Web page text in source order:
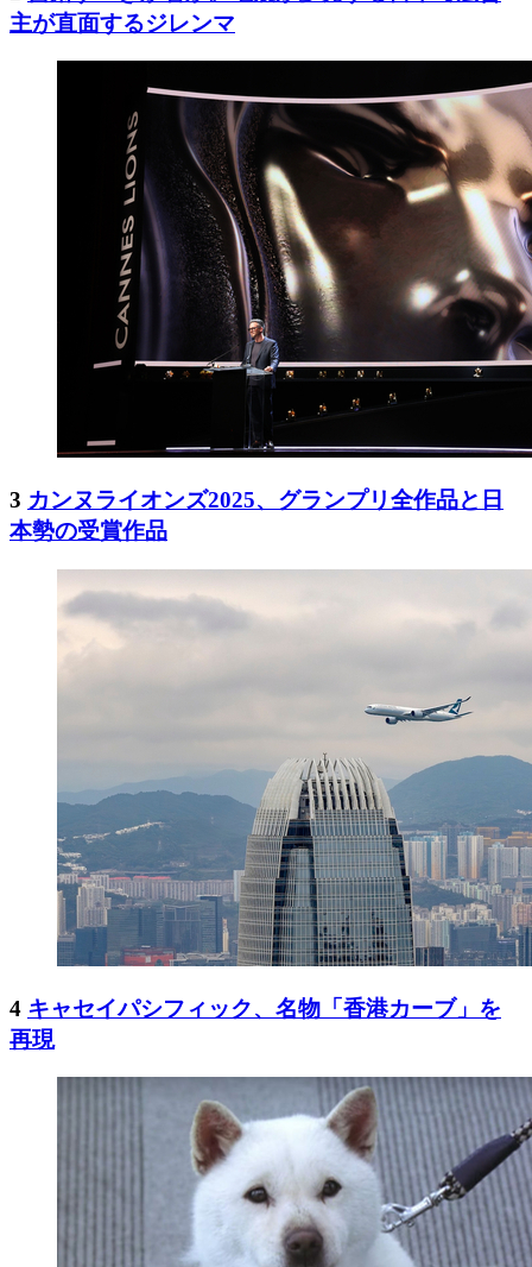
主が直面するジレンマ
3 カンヌライオンズ2025、グランプリ全作品と日
本勢の受賞作品
4 キャセイパシフィック、名物「香港カーブ」を
再現